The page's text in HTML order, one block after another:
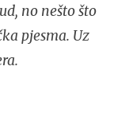
no nešto što
pjesma. Uz